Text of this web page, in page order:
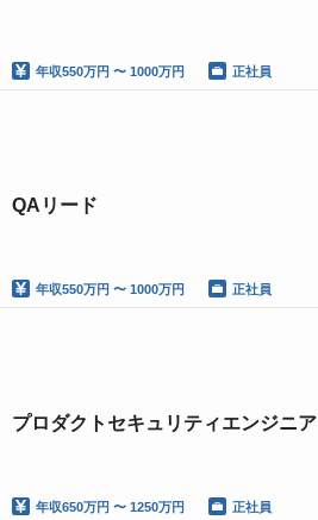
年収550万円 〜 1000万円 正社員
QAリード
年収550万円 〜 1000万円 正社員
プロダクトセキュリティエンジニア
年収650万円 〜 1250万円 正社員